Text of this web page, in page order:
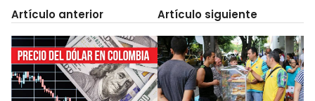
Artículo anterior Artículo siguiente